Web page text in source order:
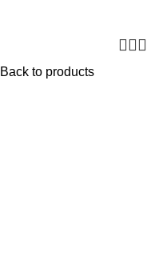
Back to products